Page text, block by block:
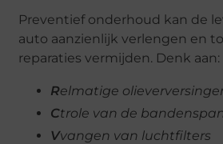
Preventief onderhoud kan de
auto aanzienlijk verlengen en
reparaties vermijden. Denk aan:
Relmatige
Ctrole van de
Vvangen van luchtfilters